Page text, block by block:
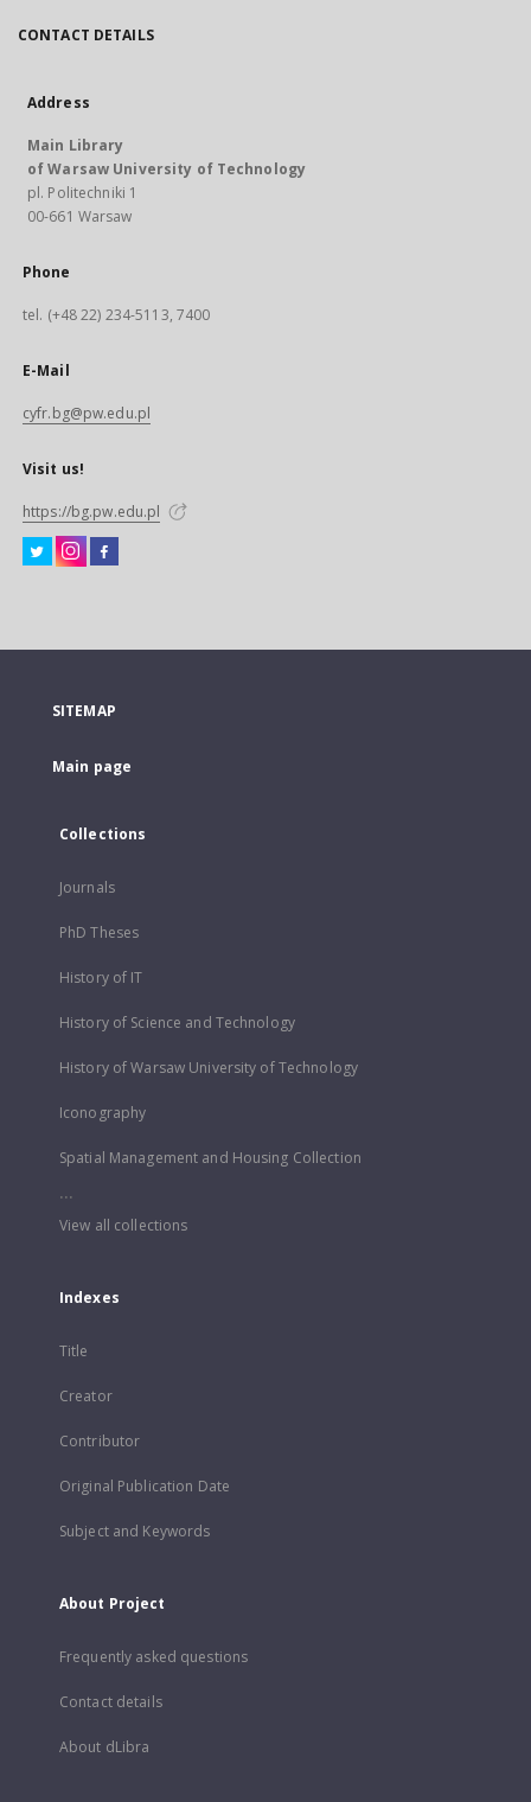
CONTACT DETAILS
Address
Main Library
of Warsaw University of Technology
pl. Politechniki 1
00-661 Warsaw
Phone
tel. (+48 22) 234-5113, 7400
E-Mail
cyfr.bg@pw.edu.pl
Visit us!
https://bg.pw.edu.pl
SITEMAP
Main page
Collections
Journals
PhD Theses
History of IT
History of Science and Technology
History of Warsaw University of Technology
Iconography
Spatial Management and Housing Collection
...
View all collections
Indexes
Title
Creator
Contributor
Original Publication Date
Subject and Keywords
About Project
Frequently asked questions
Contact details
About dLibra